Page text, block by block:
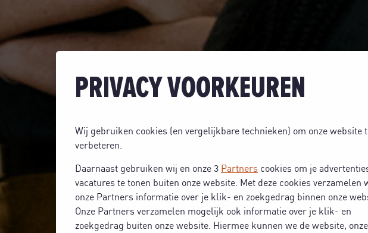
PRIVACY VOORKEUREN
Wij gebruiken cookies (en vergelijkbare technieken) om onze website
verbeteren.
Daarnaast gebruiken wij en onze 3 Partners cookies om je
vacatures te tonen buiten onze website. Met deze cookies verzamelen
onze Partners informatie over je klik- en zoekgedrag binnen onze
Onze Partners verzamelen mogelijk ook informatie over je klik- en
zoekgedrag buiten onze website. Hiermee kunnen we de website, onze